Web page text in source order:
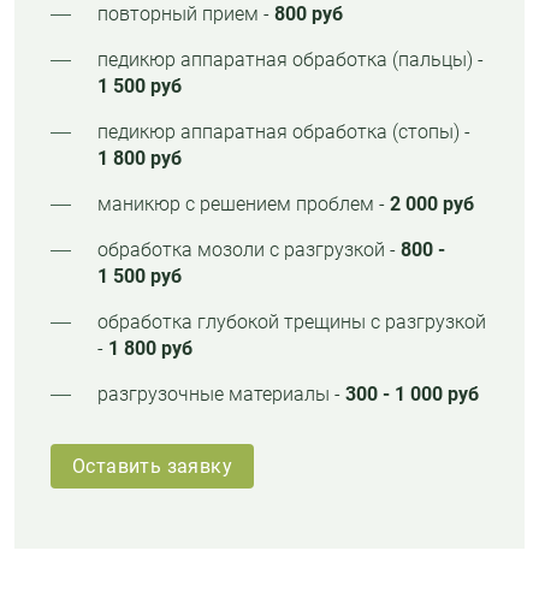
повторный прием - 800 руб
педикюр аппаратная обработка (пальцы) -
1 500 руб
педикюр аппаратная обработка (стопы) -
1 800 руб
маникюр с решением проблем - 2 000 руб
обработка мозоли с разгрузкой - 800 -
1 500 руб
обработка глубокой трещины с разгрузкой
- 1 800 руб
разгрузочные материалы - 300 - 1 000 руб
Оставить заявку